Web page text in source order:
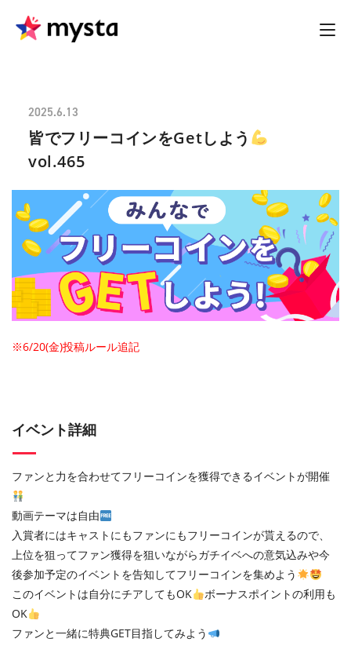
2025.6.13
皆でフリーコインをGetしよう
vol.465
※6/20(金)投稿ルール追記
イベント詳細
ファンと力を合わせてフリーコインを獲得できるイベントが開催
動画テーマは自由
入賞者にはキャストにもファンにもフリーコインが貰えるので、
上位を狙ってファン獲得を狙いながらガチイベへの意気込みや今
後参加予定のイベントを告知してフリーコインを集めよう
このイベントは自分にチアしてもOK
ボーナスポイントの利用も
OK
ファンと一緒に特典GET目指してみよう